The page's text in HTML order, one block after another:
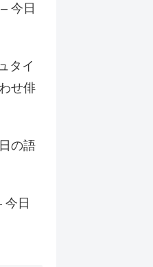
今日
タイ
せ俳
の語
今日